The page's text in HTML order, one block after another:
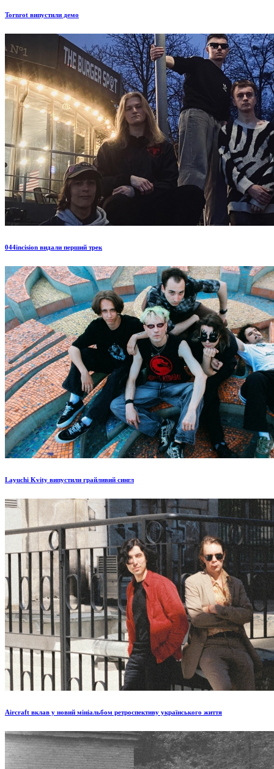
Tornrot випустили демо
044incision видали перший трек
Layuchi Kvity випустили грайливий сингл
Aircraft вклав у новий мініальбом ретроспективу українського життя